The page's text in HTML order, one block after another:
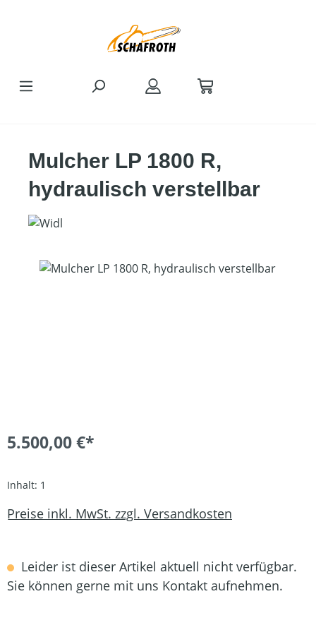
Mulcher LP 1800 R,
hydraulisch verstellbar
Bildergalerie überspringen
5.500,00 €*
Inhalt: 1
Preise inkl. MwSt. zzgl. Versandkosten
Leider ist dieser Artikel aktuell nicht verfügbar.
Sie können gerne mit uns Kontakt aufnehmen.